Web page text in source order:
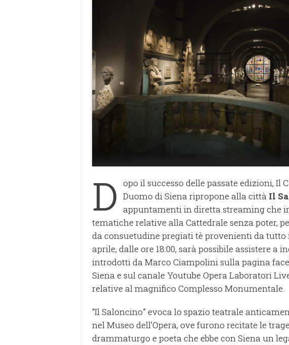
D opo il successo delle passate edizioni, Il
Duomo di Siena ripropone alla città Il
appuntamenti in diretta streaming che
tematiche relative alla Cattedrale senza poter,
da consuetudine pregiati tè provenienti da
aprile, dalle ore 18:00, sarà possibile assistere a
introdotti da Marco Ciampolini sulla pagina
Siena e sul canale Youtube Opera Laboratori
relative al magnifico Complesso Monumentale.
“Il Saloncino” evoca lo spazio teatrale
nel Museo dell’Opera, ove furono recitate le
drammaturgo e poeta che ebbe con Siena un